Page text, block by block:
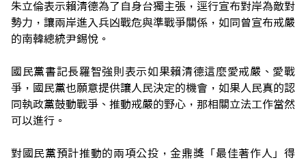
朱立倫表示賴清德為了自身台獨主張，逕行宣布對岸為敵對
勢力，讓兩岸進入兵凶戰危與準戰爭關係，如同曾宣布戒嚴
的南韓總統尹錫悅。
國民黨書記長羅智強則表示如果賴清德這麼愛戒嚴、愛戰
爭，國民黨也願意提供讓人民決定的機會，如果人民真的認
同執政黨鼓動戰爭、推動戒嚴的野心，那相關立法工作當然
可以進行。
對國民黨預計推動的兩項公投，金鼎獎「最佳著作人」得